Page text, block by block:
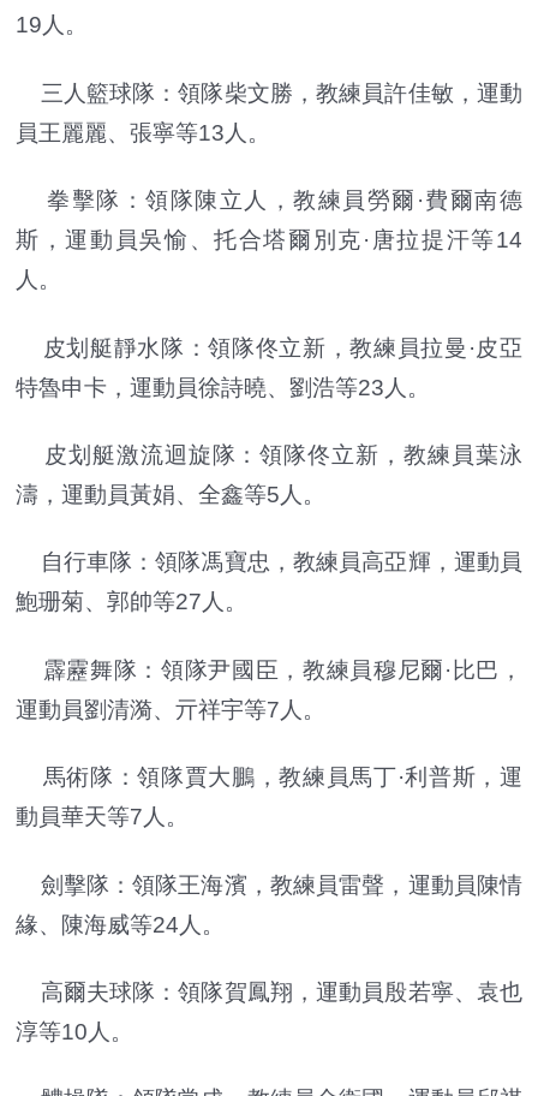
19人。
三人籃球隊：領隊柴文勝，教練員許佳敏，運動
員王麗麗、張寧等13人。
拳擊隊：領隊陳立人，教練員勞爾·費爾南德
斯，運動員吳愉、托合塔爾別克·唐拉提汗等14
人。
皮划艇靜水隊：領隊佟立新，教練員拉曼·皮亞
特魯申卡，運動員徐詩曉、劉浩等23人。
皮划艇激流迴旋隊：領隊佟立新，教練員葉泳
濤，運動員黃娟、全鑫等5人。
自行車隊：領隊馮寶忠，教練員高亞輝，運動員
鮑珊菊、郭帥等27人。
霹靂舞隊：領隊尹國臣，教練員穆尼爾·比巴，
運動員劉清漪、亓祥宇等7人。
馬術隊：領隊賈大鵬，教練員馬丁·利普斯，運
動員華天等7人。
劍擊隊：領隊王海濱，教練員雷聲，運動員陳情
緣、陳海威等24人。
高爾夫球隊：領隊賀鳳翔，運動員殷若寧、袁也
淳等10人。